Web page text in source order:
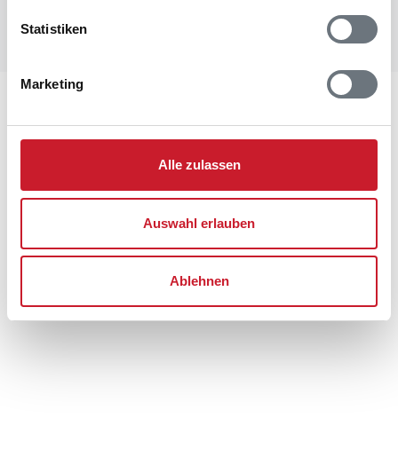
Statistiken
Marketing
Alle zulassen
Auswahl erlauben
Ablehnen
Fasanvej 30